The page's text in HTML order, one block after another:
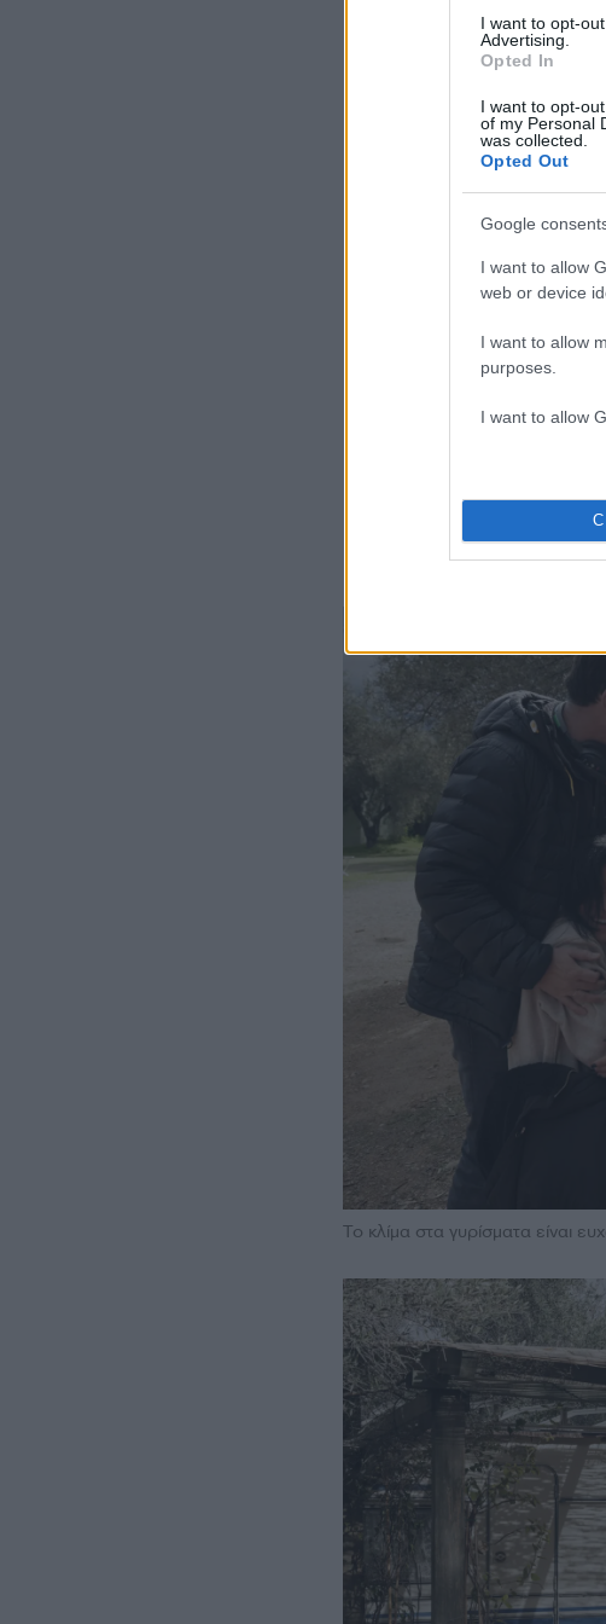
I want to opt-
Advertising.
Opted In
I want to opt-
of my Personal
was collected.
Opted Out
Google
I want to allow
web or device
I want to allow
purposes.
I want to allow
Οι φωτογραφίες από
Το κλίμα στα γυρίσματα είναι